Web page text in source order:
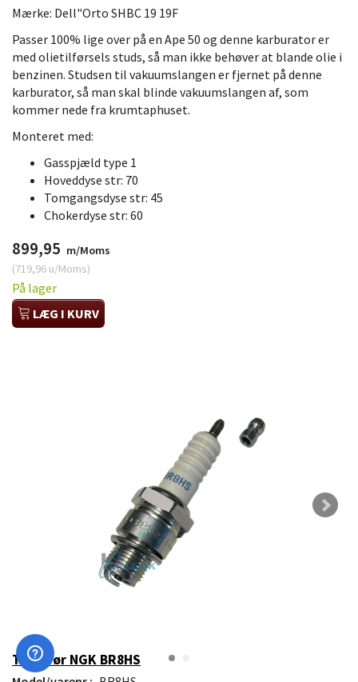
Mærke: Dell"Orto SHBC 19 19F
Passer 100% lige over på en Ape 50 og denne karburator er
med olietilførsels studs, så man ikke behøver at blande olie i
benzinen. Studsen til vakuumslangen er fjernet på denne
karburator, så man skal blinde vakuumslangen af, som
kommer nede fra krumtaphuset.
Monteret med:
Gasspjæld type 1
Hoveddyse str: 70
Tomgangsdyse str: 45
Chokerdyse str: 60
899,95 m/Moms
(719,96 u/Moms)
På lager
LÆG I KURV
Tændrør NGK BR8HS